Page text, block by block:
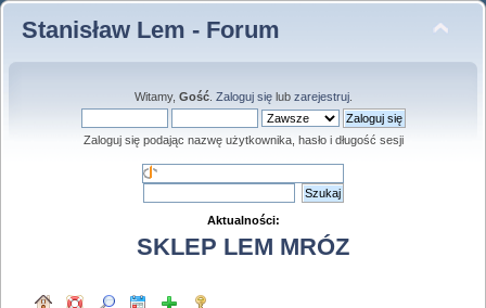
Stanisław Lem - Forum
Witamy, Gość. Zaloguj sięlub zarejestruj.
Zaloguj się podając nazwę użytkownika, hasło i długość sesji
Aktualności:
SKLEP LEM MRÓZ